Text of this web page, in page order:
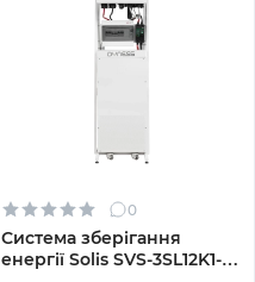
0
Система зберігання
енергії Solis SVS-3SL12K1-